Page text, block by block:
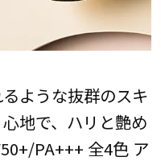
ような抜群のスキ
地で、ハリと艶め
PA+++ 全4色 ア